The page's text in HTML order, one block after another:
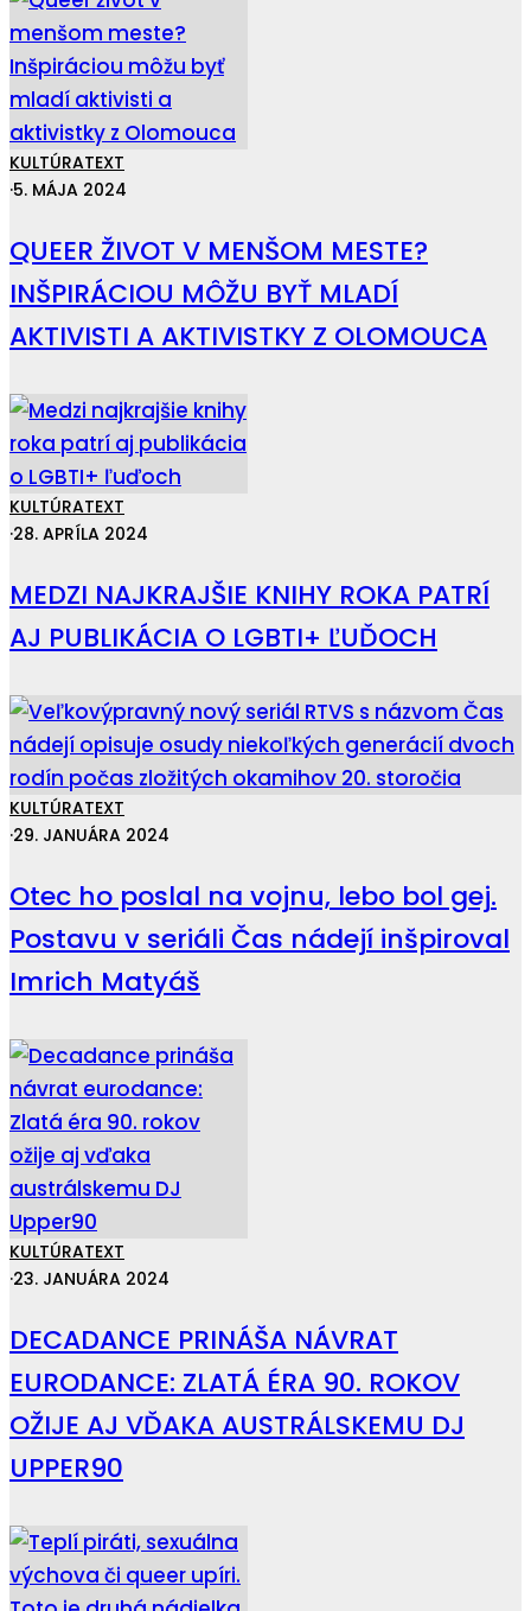
KULTÚRATEXT
·5. MÁJA 2024
QUEER ŽIVOT V MENŠOM MESTE?
INŠPIRÁCIOU MÔŽU BYŤ MLADÍ
AKTIVISTI A AKTIVISTKY Z OLOMOUCA
KULTÚRATEXT
·28. APRÍLA 2024
MEDZI NAJKRAJŠIE KNIHY ROKA PATRÍ
AJ PUBLIKÁCIA O LGBTI+ ĽUĎOCH
KULTÚRATEXT
·29. JANUÁRA 2024
Otec ho poslal na vojnu, lebo bol gej.
Postavu v seriáli Čas nádejí inšpiroval
Imrich Matyáš
KULTÚRATEXT
·23. JANUÁRA 2024
DECADANCE PRINÁŠA NÁVRAT
EURODANCE: ZLATÁ ÉRA 90. ROKOV
OŽIJE AJ VĎAKA AUSTRÁLSKEMU DJ
UPPER90